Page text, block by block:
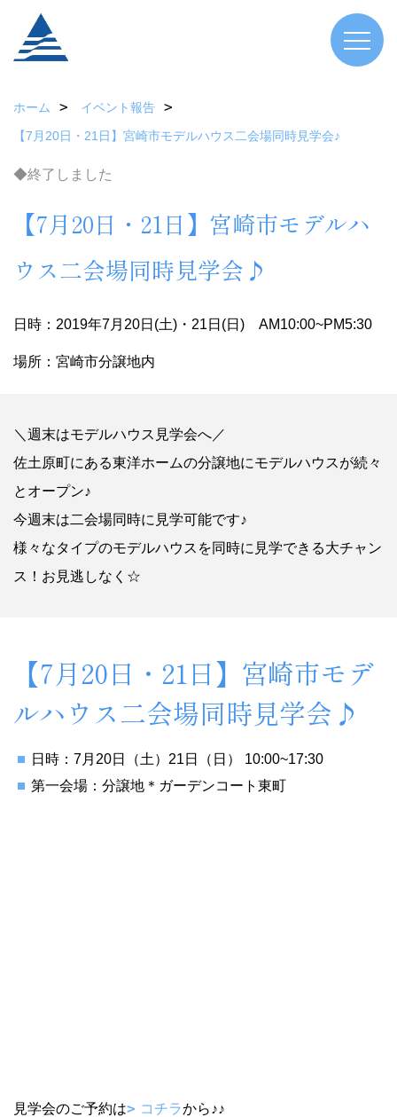
ホーム
イベント報告
【7月20日・21日】宮崎市モデルハウス二会場同時見学会♪
◆終了しました
【7月20日・21日】宮崎市モデルハ
ウス二会場同時見学会♪
日時：2019年7月20日(土)・21日(日) AM10:00~PM5:30
場所：宮崎市分譲地内
＼週末はモデルハウス見学会へ／
佐土原町にある東洋ホームの分譲地にモデルハウスが続々
とオープン♪
今週末は二会場同時に見学可能です♪
様々なタイプのモデルハウスを同時に見学できる大チャン
ス！お見逃しなく☆
【7月20日・21日】宮崎市モデ
ルハウス二会場同時見学会♪
日時：7月20日（土）21日（日） 10:00~17:30
第一会場：分譲地＊ガーデンコート東町
見学会のご予約は コチラから♪♪